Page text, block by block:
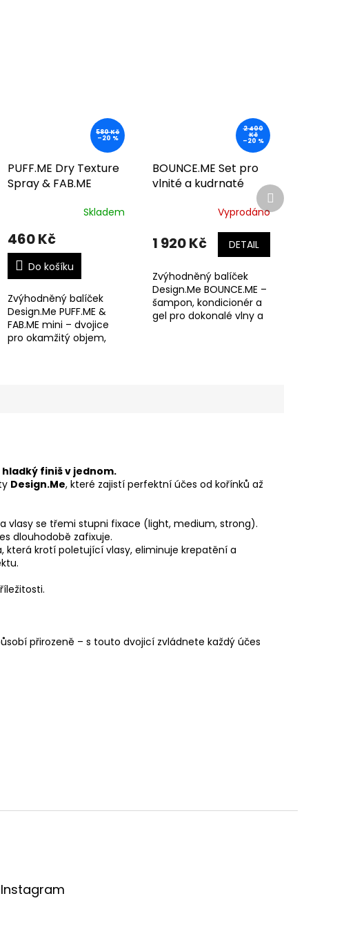
580 Kč
–20 %
PUFF.ME Dry Texture
Spray & FAB.ME
Skladem
460 Kč
Do košíku
Zvýhodněný balíček
Design.Me PUFF.ME &
FAB.ME mini – dvojice
pro okamžitý objem,
2 400
Kč
–20 %
BOUNCE.ME Set pro
vlnité a kudrnaté
Vyprodáno
1 920 Kč DETAIL
Zvýhodněný balíček
Design.Me BOUNCE.ME –
šampon, kondicionér a
gel pro dokonalé vlny a
Další
produkt
hladký finiš v jednom.
Design.Me, které zajistí perfektní účes od kořínků až
vlasy se třemi stupni fixace (light, medium, strong).
dlouhodobě zafixuje.
která krotí poletující vlasy, eliminuje krepatění a
přirozeně – s touto dvojicí zvládnete každý účes
Instagram